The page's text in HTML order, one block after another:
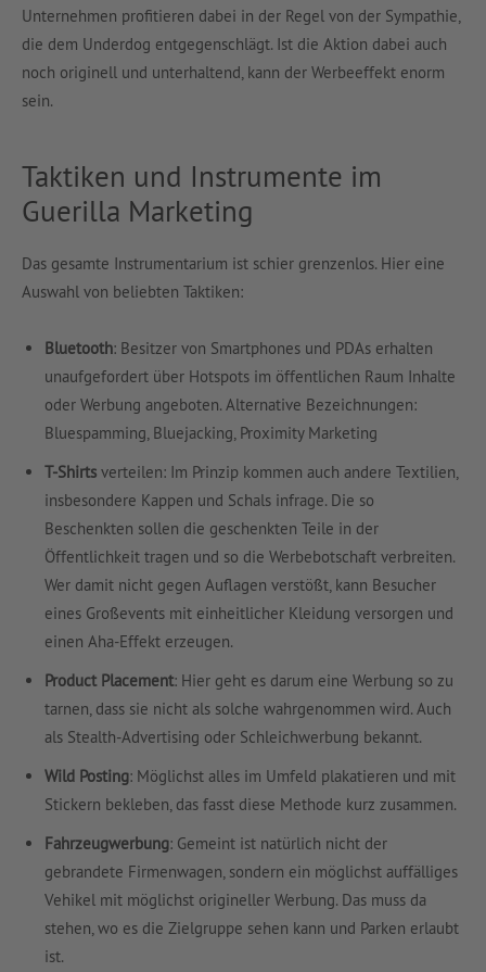
Unternehmen profitieren dabei in der Regel von der Sympathie,
die dem Underdog entgegenschlägt. Ist die Aktion dabei auch
noch originell und unterhaltend, kann der Werbeeffekt enorm
sein.
Taktiken und Instrumente im
Guerilla Marketing
Das gesamte Instrumentarium ist schier grenzenlos. Hier eine
Auswahl von beliebten Taktiken:
Bluetooth: Besitzer von Smartphones und PDAs erhalten
unaufgefordert über Hotspots im öffentlichen Raum Inhalte
oder Werbung angeboten. Alternative Bezeichnungen:
Bluespamming, Bluejacking, Proximity Marketing
T-Shirts verteilen: Im Prinzip kommen auch andere Textilien,
insbesondere Kappen und Schals infrage. Die so
Beschenkten sollen die geschenkten Teile in der
Öffentlichkeit tragen und so die Werbebotschaft verbreiten.
Wer damit nicht gegen Auflagen verstößt, kann Besucher
eines Großevents mit einheitlicher Kleidung versorgen und
einen Aha-Effekt erzeugen.
Product Placement: Hier geht es darum eine Werbung so zu
tarnen, dass sie nicht als solche wahrgenommen wird. Auch
als Stealth-Advertising oder Schleichwerbung bekannt.
Wild Posting: Möglichst alles im Umfeld plakatieren und mit
Stickern bekleben, das fasst diese Methode kurz zusammen.
Fahrzeugwerbung: Gemeint ist natürlich nicht der
gebrandete Firmenwagen, sondern ein möglichst auffälliges
Vehikel mit möglichst origineller Werbung. Das muss da
stehen, wo es die Zielgruppe sehen kann und Parken erlaubt
ist.